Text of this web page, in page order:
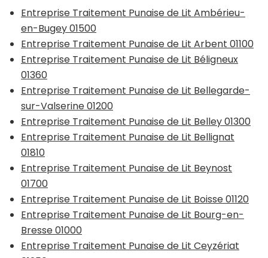
Entreprise Traitement Punaise de Lit Ambérieu-
en-Bugey 01500
Entreprise Traitement Punaise de Lit Arbent 01100
Entreprise Traitement Punaise de Lit Béligneux
01360
Entreprise Traitement Punaise de Lit Bellegarde-
sur-Valserine 01200
Entreprise Traitement Punaise de Lit Belley 01300
Entreprise Traitement Punaise de Lit Bellignat
01810
Entreprise Traitement Punaise de Lit Beynost
01700
Entreprise Traitement Punaise de Lit Boisse 01120
Entreprise Traitement Punaise de Lit Bourg-en-
Bresse 01000
Entreprise Traitement Punaise de Lit Ceyzériat